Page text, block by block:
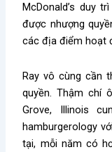
McDonald’s duy
được nhượng
các địa điểm hoạt
Rayvô cùng cần
quyền. Thậm chí
Grove, Illinois
hamburgerology
tại, mỗi năm có